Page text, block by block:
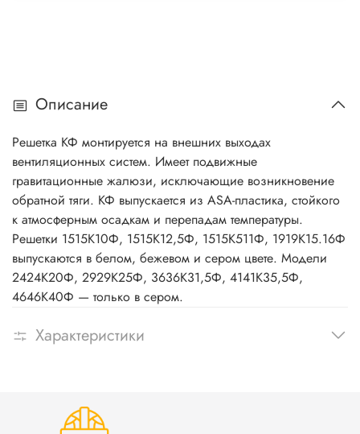
Описание
Решетка КФ монтируется на внешних выходах
вентиляционных систем. Имеет подвижные
гравитационные жалюзи, исключающие возникновение
обратной тяги. КФ выпускается из ASA-пластика, стойкого
к атмосферным осадкам и перепадам температуры.
Решетки 1515К10Ф, 1515К12,5Ф, 1515К511Ф, 1919К15.16Ф
выпускаются в белом, бежевом и сером цвете. Модели
2424K20Ф, 2929K25Ф, 3636K31,5Ф, 4141K35,5Ф,
4646K40Ф — только в сером.
Характеристики